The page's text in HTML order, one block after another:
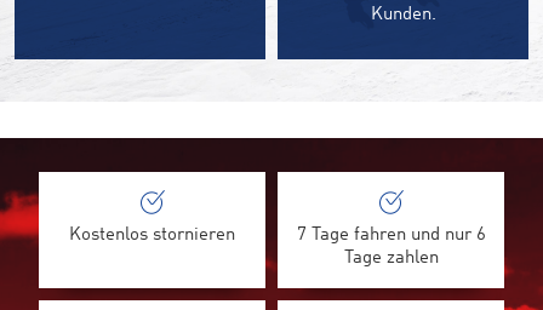
Kunden.
Kostenlos stornieren
7 Tage fahren und nur 6
Tage zahlen